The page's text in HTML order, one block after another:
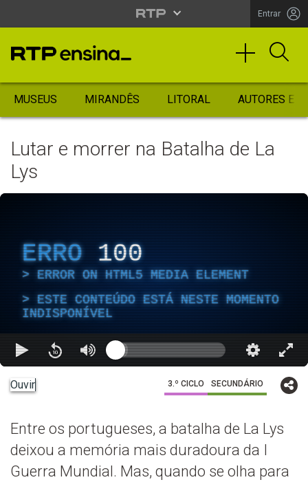
Entrar
MUSEUS MIRANDÊS LITORAL AUTORES
Lutar e morrer na Batalha de La
Lys
ERRO 100
ERROR ON HTML5 MEDIA ELEMENT
ESTE CONTEÚDO ESTÁ NESTE MOMENTO
INDISPONÍVEL
Ouvir 3.º CICLO SECUNDÁRIO
Entre os portugueses, a batalha de La Lys
deixou a memória mais duradoura da I
Guerra Mundial. Mas, quando se olha para